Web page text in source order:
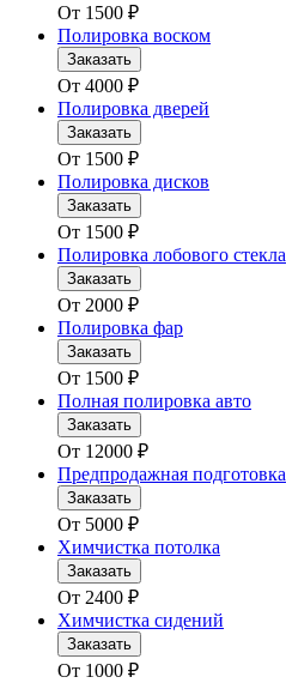
От 1500 ₽
Полировка воском
Заказать
От 4000 ₽
Полировка дверей
Заказать
От 1500 ₽
Полировка дисков
Заказать
От 1500 ₽
Полировка лобового стекла
Заказать
От 2000 ₽
Полировка фар
Заказать
От 1500 ₽
Полная полировка авто
Заказать
От 12000 ₽
Предпродажная подготовка
Заказать
От 5000 ₽
Химчистка потолка
Заказать
От 2400 ₽
Химчистка сидений
Заказать
От 1000 ₽